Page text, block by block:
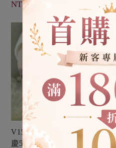
NT$ 399 
HOT
V150 紫櫻花鮮奶茶【生日
慶5th限定】愛若雅光撩指甲